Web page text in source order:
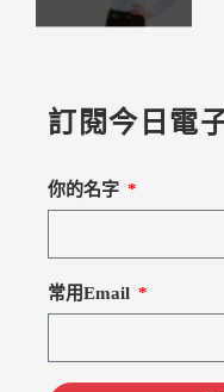
訂閱今日電
你的名字
常用Email